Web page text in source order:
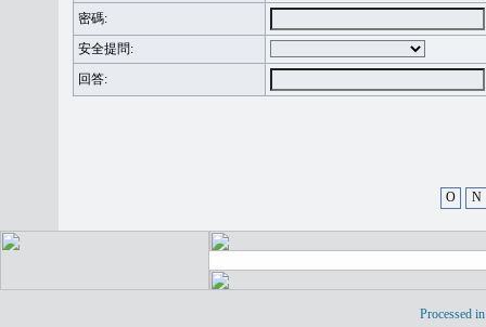
密碼:
安全提問:
回答:
O N
Processed